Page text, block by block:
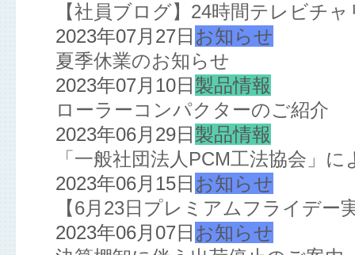
【社員ブログ】24時間テレビチ
2023年07月27日 お知らせ
夏季休業のお知らせ
2023年07月10日 製品情報
ローラーコンパクターのご紹介
2023年06月29日 製品情報
「一般社団法人PCM工法協会」
2023年06月15日 お知らせ
【6月23日プレミアムフライデー
2023年06月07日 お知らせ